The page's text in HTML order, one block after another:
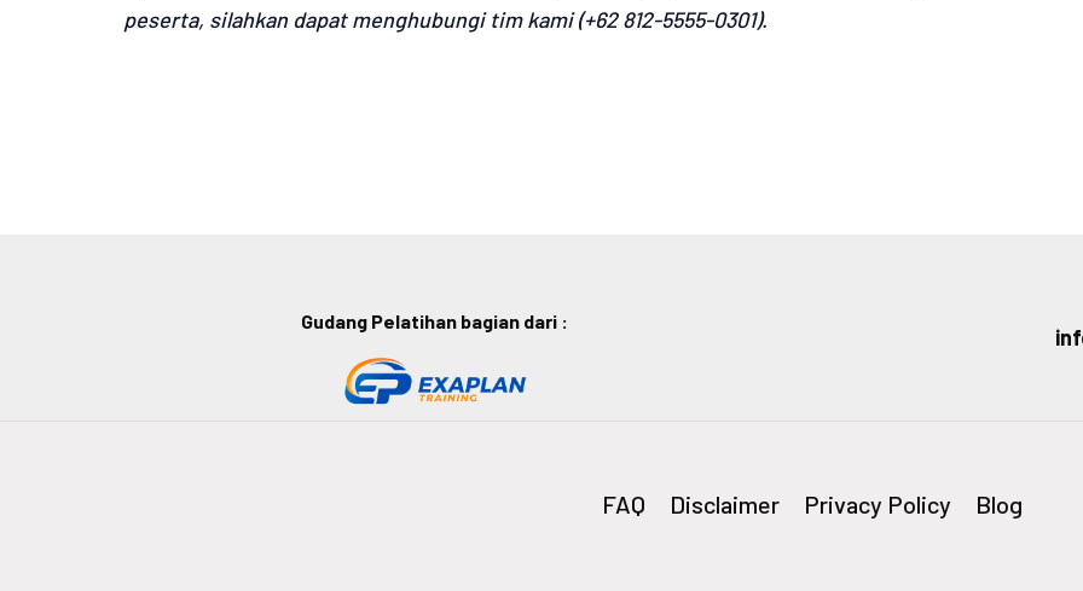
peserta, silahkan dapat menghubungi tim kami (+62 812-5555-0301).
Gudang Pelatihan bagian dari :
FAQ Disclaimer Privacy Policy Blog